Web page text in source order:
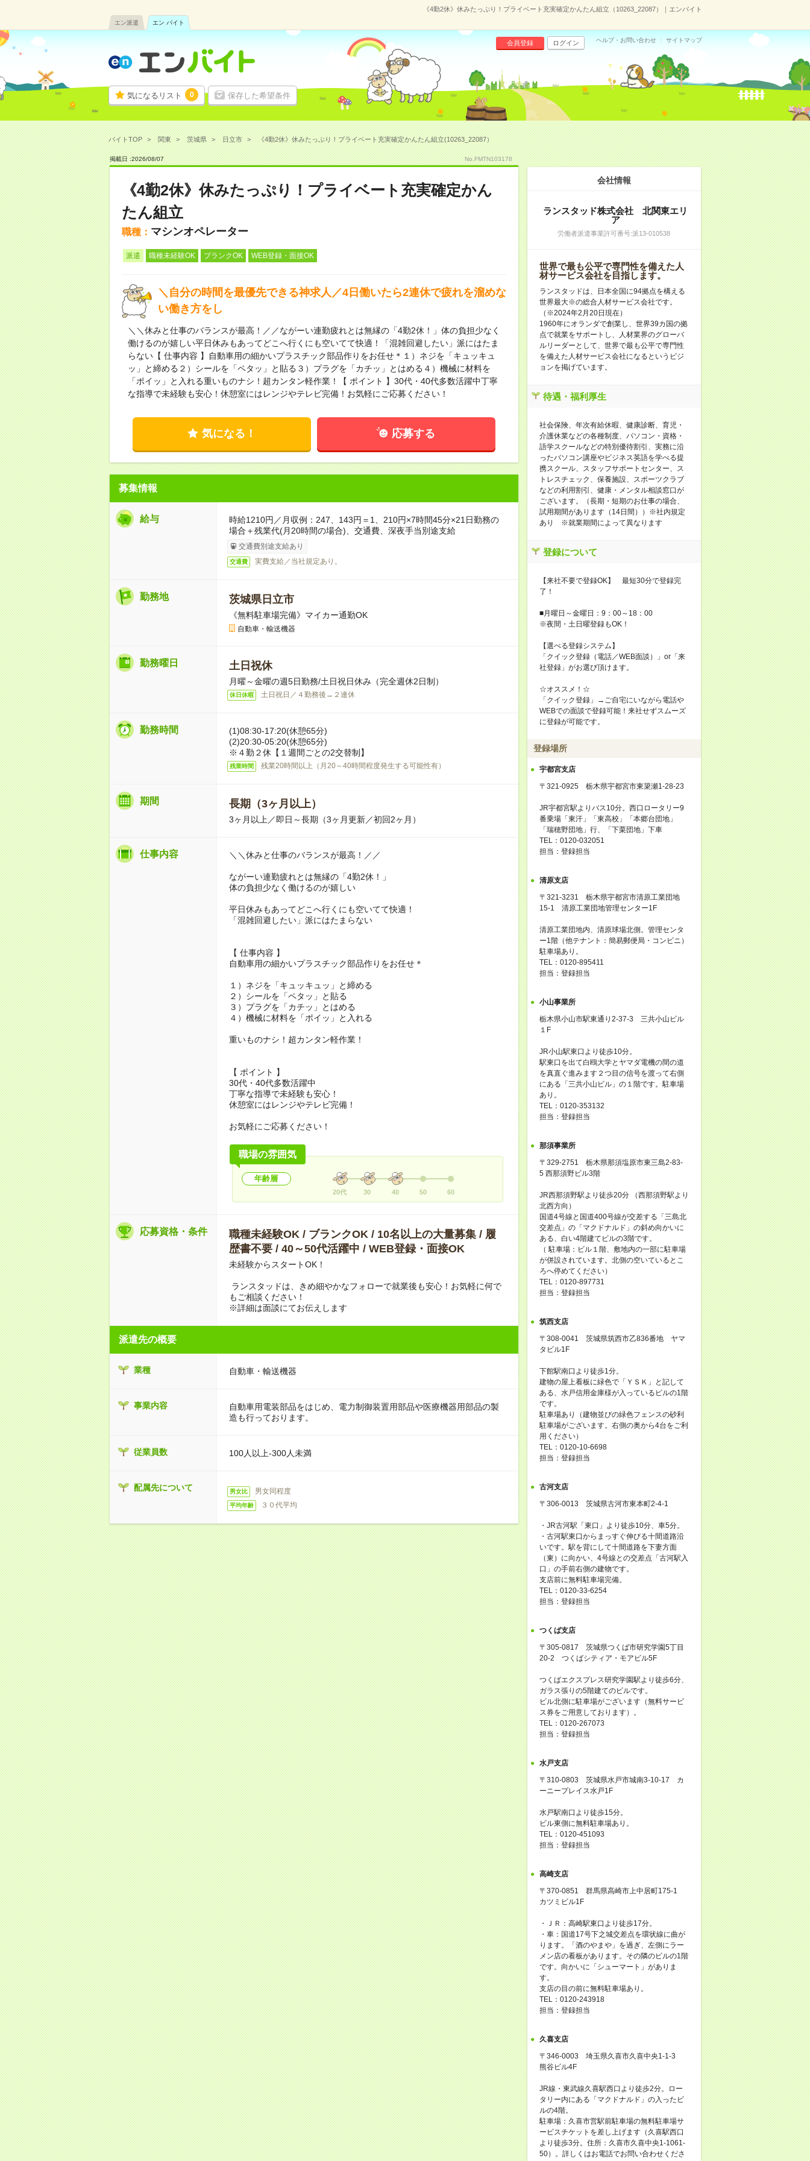
《4勤2休》休みたっぷり！プライベート充実確定かんたん組立（10263_22087）｜エンバイト
エン派遣 エン バイト
気になるリスト 0 保存した希望条件
会員登録 ログイン ヘルプ・お問い合わせ サイトマップ
バイトTOP 関東 茨城県 日立市 《4勤2休》休みたっぷり！プライベート充実確定かんたん組立(10263_22087）
掲載日 :2026/08/07 No.FMTN103178
《4勤2休》休みたっぷり！プライベート充実確定かん
たん組立
職種： マシンオペレーター
派遣 職種未経験OK ブランクOK WEB登録・面接OK
＼自分の時間を最優先できる神求人／4日働いたら2連休で疲れを溜めな
い働き方をし
＼＼休みと仕事のバランスが最高！／／ながーい連勤疲れとは無縁の「4勤2休！」体の負担少なく
働けるのが嬉しい平日休みもあってどこへ行くにも空いてて快適！「混雑回避したい」派にはたま
らない【 仕事内容 】自動車用の細かいプラスチック部品作りをお任せ＊１）ネジを「キュッキュ
ッ」と締める２）シールを「ペタッ」と貼る３）プラグを「カチッ」とはめる４）機械に材料を
「ポイッ」と入れる重いものナシ！超カンタン軽作業！【 ポイント 】30代・40代多数活躍中丁寧
な指導で未経験も安心！休憩室にはレンジやテレビ完備！お気軽にご応募ください！
気になる！ 応募する
募集情報
給与
時給1210円／月収例：247、143円＝1、210円×7時間45分×21日勤務の
場合＋残業代(月20時間の場合)、交通費、深夜手当別途支給
交通費別途支給あり
交通費 実費支給／当社規定あり。
勤務地 茨城県日立市
《無料駐車場完備》マイカー通勤OK
自動車・輸送機器
勤務曜日 土日祝休
月曜～金曜の週5日勤務/土日祝日休み（完全週休2日制）
休日休暇 土日祝日／４勤務後→２連休
勤務時間
(1)08:30-17:20(休憩65分)
(2)20:30-05:20(休憩65分)
※４勤２休【１週間ごとの2交替制】
残業時間 残業20時間以上（月20～40時間程度発生する可能性有）
期間 長期（3ヶ月以上）
3ヶ月以上／即日～長期（3ヶ月更新／初回2ヶ月）
仕事内容 ＼＼休みと仕事のバランスが最高！／／
ながーい連勤疲れとは無縁の「4勤2休！」
体の負担少なく働けるのが嬉しい
平日休みもあってどこへ行くにも空いてて快適！
「混雑回避したい」派にはたまらない
【 仕事内容 】
自動車用の細かいプラスチック部品作りをお任せ＊
１）ネジを「キュッキュッ」と締める
２）シールを「ペタッ」と貼る
３）プラグを「カチッ」とはめる
４）機械に材料を「ポイッ」と入れる
重いものナシ！超カンタン軽作業！
【 ポイント 】
30代・40代多数活躍中
丁寧な指導で未経験も安心！
休憩室にはレンジやテレビ完備！
お気軽にご応募ください！
職場の雰囲気
年齢層
20代 30 40 50 60
応募資格・条件
職種未経験OK / ブランクOK / 10名以上の大量募集 / 履
歴書不要 / 40～50代活躍中 / WEB登録・面接OK
未経験からスタートOK！
ランスタッドは、きめ細やかなフォローで就業後も安心！お気軽に何で
もご相談ください！
※詳細は面談にてお伝えします
派遣先の概要
業種 自動車・輸送機器
事業内容
自動車用電装部品をはじめ、電力制御装置用部品や医療機器用部品の製
造も行っております。
従業員数 100人以上‐300人未満
配属先について 男女比 男女同程度
平均年齢 ３０代平均
会社情報
ランスタッド株式会社 北関東エリ
ア
労働者派遣事業許可番号:派13-010538
世界で最も公平で専門性を備えた人
材サービス会社を目指します。
ランスタッドは、日本全国に94拠点を構える
世界最大※の総合人材サービス会社です。
（※2024年2月20日現在）
1960年にオランダで創業し、世界39カ国の拠
点で就業をサポートし、人材業界のグローバ
ルリーダーとして、世界で最も公平で専門性
を備えた人材サービス会社になるというビジ
ョンを掲げています。
待遇・福利厚生
社会保険、年次有給休暇、健康診断、育児・
介護休業などの各種制度、パソコン・資格・
語学スクールなどの特別優待割引、実務に沿
ったパソコン講座やビジネス英語を学べる提
携スクール、スタッフサポートセンター、ス
トレスチェック、保養施設、スポーツクラブ
などの利用割引、健康・メンタル相談窓口が
ございます。（長期・短期のお仕事の場合、
試用期間があります（14日間））※社内規定
あり ※就業期間によって異なります
登録について
【来社不要で登録OK】 最短30分で登録完
了！
■月曜日～金曜日：9：00～18：00
※夜間・土日曜登録もOK！
【選べる登録システム】
「クイック登録（電話／WEB面談）」or「来
社登録」がお選び頂けます。
☆オススメ！☆
「クイック登録」→ご自宅にいながら電話や
WEBでの面談で登録可能！来社せずスムーズ
に登録が可能です。
登録場所
宇都宮支店
〒321-0925 栃木県宇都宮市東簗瀬1-28-23
JR宇都宮駅よりバス10分。西口ロータリー9
番乗場「東汗」「東高校」「本郷台団地」
「瑞穂野団地」行、「下栗団地」下車
TEL：0120-032051
担当：登録担当
清原支店
〒321-3231 栃木県宇都宮市清原工業団地
15-1 清原工業団地管理センター1F
清原工業団地内、清原球場北側。管理センタ
ー1階（他テナント：簡易郵便局・コンビニ）
駐車場あり。
TEL：0120-895411
担当：登録担当
小山事業所
栃木県小山市駅東通り2-37-3 三共小山ビル
１F
JR小山駅東口より徒歩10分。
駅東口を出て白鴎大学とヤマダ電機の間の道
を真直ぐ進みます２つ目の信号を渡って右側
にある「三共小山ビル」の１階です。駐車場
あり。
TEL：0120-353132
担当：登録担当
那須事業所
〒329-2751 栃木県那須塩原市東三島2-83-
5 西那須野ビル3階
JR西那須野駅より徒歩20分 （西那須野駅より
北西方向）
国道4号線と国道400号線が交差する「三島北
交差点」の「マクドナルド」の斜め向かいに
ある、白い4階建てビルの3階です。
（ 駐車場：ビル１階、敷地内の一部に駐車場
が併設されています。北側の空いているとこ
ろへ停めてください）
TEL：0120-897731
担当：登録担当
筑西支店
〒308-0041 茨城県筑西市乙836番地 ヤマ
タビル1F
下館駅南口より徒歩1分。
建物の屋上看板に緑色で「ＹＳＫ」と記して
ある、水戸信用金庫様が入っているビルの1階
です。
駐車場あり（建物並びの緑色フェンスの砂利
駐車場がございます。右側の奥から4台をご利
用ください）
TEL：0120-10-6698
担当：登録担当
古河支店
〒306-0013 茨城県古河市東本町2-4-1
・JR古河駅「東口」より徒歩10分、車5分。
・古河駅東口からまっすぐ伸びる十間道路沿
いです。駅を背にして十間道路を下妻方面
（東）に向かい、4号線との交差点「古河駅入
口」の手前右側の建物です。
支店前に無料駐車場完備。
TEL：0120-33-6254
担当：登録担当
つくば支店
〒305-0817 茨城県つくば市研究学園5丁目
20-2 つくばシティア・モアビル5F
つくばエクスプレス研究学園駅より徒歩6分、
ガラス張りの5階建てのビルです。
ビル北側に駐車場がございます（無料サービ
ス券をご用意しております）。
TEL：0120-267073
担当：登録担当
水戸支店
〒310-0803 茨城県水戸市城南3-10-17 カ
ーニープレイス水戸1F
水戸駅南口より徒歩15分。
ビル東側に無料駐車場あり。
TEL：0120-451093
担当：登録担当
高崎支店
〒370-0851 群馬県高崎市上中居町175-1
カツミビル1F
・ＪＲ：高崎駅東口より徒歩17分。
・車：国道17号下之城交差点を環状線に曲が
ります。「酒のやまや」を過ぎ、左側にラー
メン店の看板があります。その隣のビルの1階
です。向かいに「シューマート」がありま
す。
支店の目の前に無料駐車場あり。
TEL：0120-243918
担当：登録担当
久喜支店
〒346-0003 埼玉県久喜市久喜中央1-1-3
熊谷ビル4F
JR線・東武線久喜駅西口より徒歩2分。ロー
タリー内にある「マクドナルド」の入ったビ
ルの4階。
駐車場：久喜市営駅前駐車場の無料駐車場サ
ービスチケットを差し上げます（久喜駅西口
より徒歩3分。住所：久喜市久喜中央1-1061-
50）。詳しくはお電話でお問い合わせくださ